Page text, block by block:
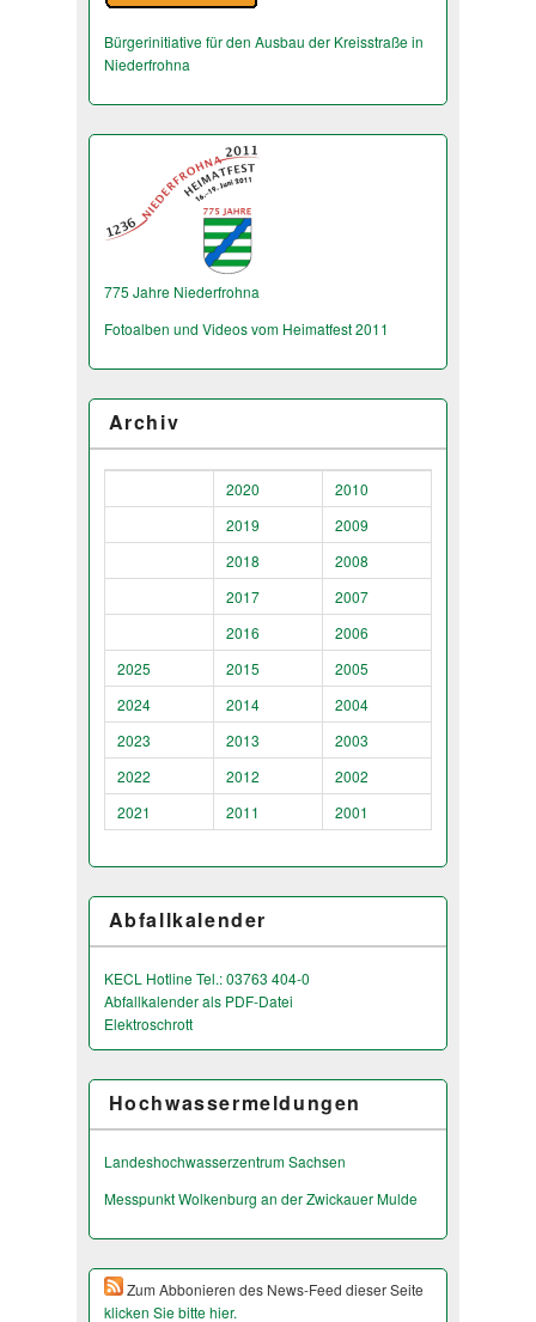
Bürgerinitiative für den Ausbau der Kreisstraße in
Niederfrohna
775 Jahre Niederfrohna
Fotoalben und Videos vom Heimatfest 2011
Archiv
2020
2010
2019
2009
2018
2008
2017
2007
2016
2006
2025
2015
2005
2024
2014
2004
2023
2013
2003
2022
2012
2002
2021
2011 2001
Abfallkalender
KECL Hotline Tel.: 03763 404-0
Abfallkalender als PDF-Datei
Elektroschrott
Hochwassermeldungen
Landeshochwas­serzentrum Sachsen
Messpunkt Wolkenburg an der Zwickauer Mulde
Zum Abbonieren des News-Feed dieser Seite
klicken Sie bitte hier.